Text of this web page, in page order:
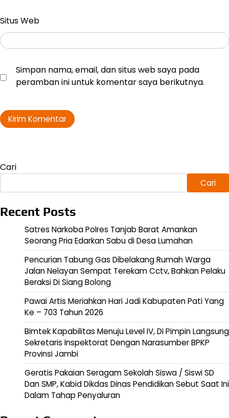
Situs Web
Simpan nama, email, dan situs web saya pada
peramban ini untuk komentar saya berikutnya.
Cari
Cari
Recent Posts
Satres Narkoba Polres Tanjab Barat Amankan
Seorang Pria Edarkan Sabu di Desa Lumahan
Pencurian Tabung Gas Dibelakang Rumah Warga
Jalan Nelayan Sempat Terekam Cctv, Bahkan Pelaku
Beraksi Di Siang Bolong
Pawai Artis Meriahkan Hari Jadi Kabupaten Pati Yang
Ke – 703 Tahun 2026
Bimtek Kapabilitas Menuju Level IV, Di Pimpin Langsung
Sekretaris Inspektorat Dengan Narasumber BPKP
Provinsi Jambi
Geratis Pakaian Seragam Sekolah Siswa / Siswi SD
Dan SMP, Kabid Dikdas Dinas Pendidikan Sebut Saat Ini
Dalam Tahap Penyaluran